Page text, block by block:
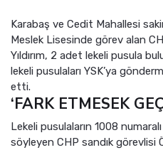
Karabaş ve Cedit Mahallesi
Meslek Lisesinde görev alan
Yıldırım, 2 adet lekeli pusula
lekeli pusulaları YSK’ya
etti.
‘FARK ETMESEK
Lekeli pusulaların 1008
söyleyen CHP sandık görevlisi